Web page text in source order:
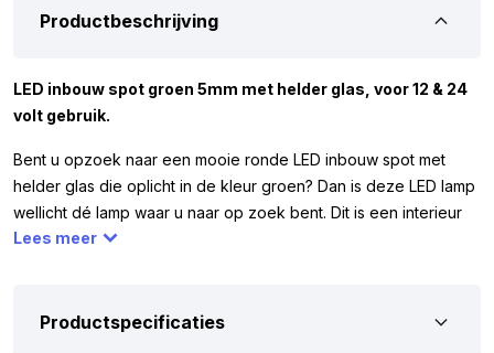
Productbeschrijving
LED inbouw spot groen 5mm met helder glas, voor 12 & 24
volt gebruik.
Bent u opzoek naar een mooie ronde LED inbouw spot met
helder glas die oplicht in de kleur groen? Dan is deze LED lamp
wellicht dé lamp waar u naar op zoek bent. Dit is een interieur
lamp die doet wat ervan word verwacht, de lamp zorgt er
er minimaal 10 stuks van te nemen. De LED lamp is voorzien van
Lees meer
Productspecificaties